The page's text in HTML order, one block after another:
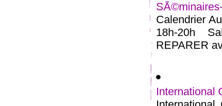
Calendrier
18h-20h
REPARER
International